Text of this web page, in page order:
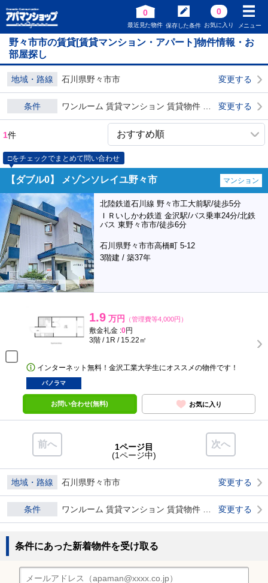
0
最近見た物件 保存した条件
0
お気に入り メニュー
野々市市の賃貸[賃貸マンション・アパート]物件情報・お
部屋探し
地域・路線 石川県野々市市 変更する
条件 変更する
1件
□をチェックでまとめて問い合わせ
【ダブル0】 メゾンソレイユ野々市 マンション
北陸鉄道石川線 野々市工大前駅/徒歩5分
ＩＲいしかわ鉄道 金沢駅/バス乗車24分/北鉄
バス 東野々市市/徒歩6分
石川県野々市市高橋町 5-12
3階建 / 築37年
1.9 万円 （管理費等4,000円）
敷金礼金 :0円
3階 / 1R / 15.22㎡
インターネット無料！金沢工業大学生にオススメの物件です！
パノラマ
お問い合わせ(無料) お気に入り
前へ 次へ
1ページ目
(1ページ中)
地域・路線 石川県野々市市 変更する
条件 変更する
条件にあった新着物件を受け取る